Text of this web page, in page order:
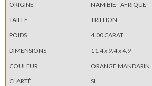
ORIGINE
NAMIBIE - AFRIQUE
TAILLE
TRILLION
POIDS
4.00 CARAT
DIMENSIONS
11.4 x 9.4 x 4.9
COULEUR
ORANGE MANDARIN
CLARTÉ
SI